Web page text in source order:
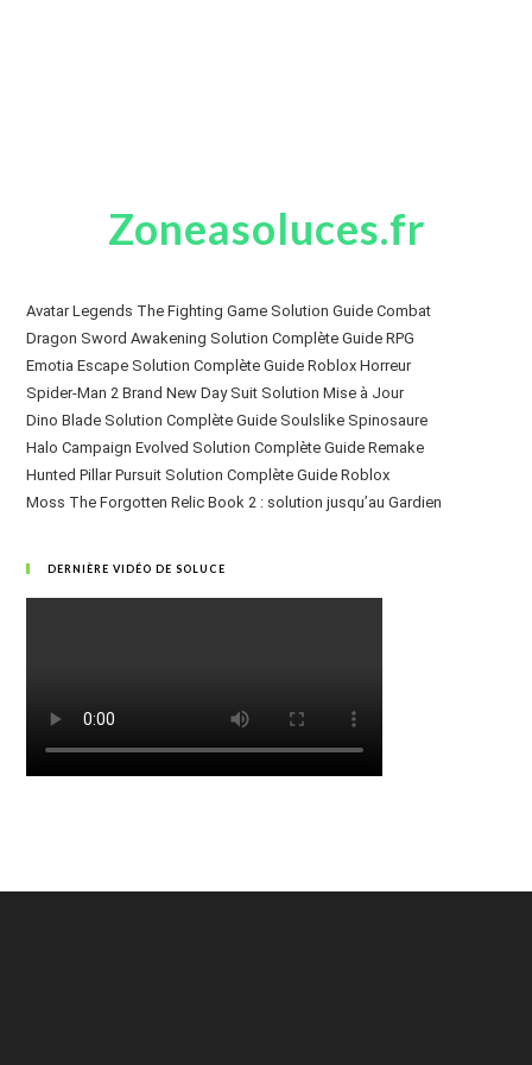
Zoneasoluces.fr
Avatar Legends The Fighting Game Solution Guide Combat
Dragon Sword Awakening Solution Complète Guide RPG
Emotia Escape Solution Complète Guide Roblox Horreur
Spider-Man 2 Brand New Day Suit Solution Mise à Jour
Dino Blade Solution Complète Guide Soulslike Spinosaure
Halo Campaign Evolved Solution Complète Guide Remake
Hunted Pillar Pursuit Solution Complète Guide Roblox
Moss The Forgotten Relic Book 2 : solution jusqu’au Gardien
DERNIÈRE VIDÉO DE SOLUCE